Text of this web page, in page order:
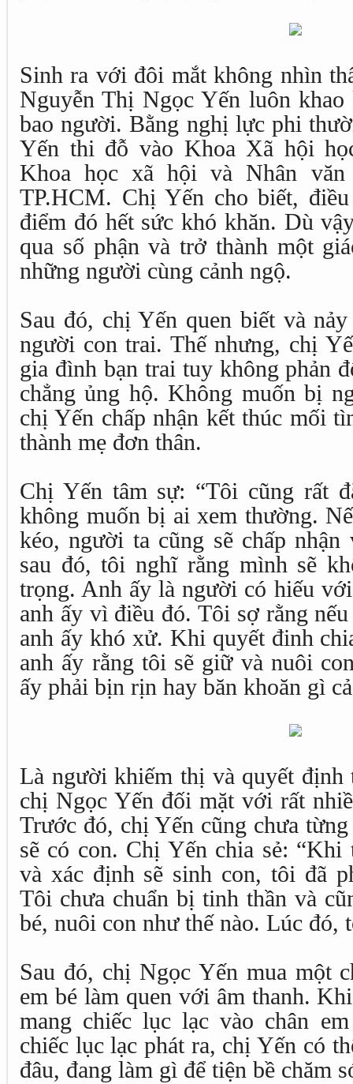
Sinh ra với đôi mắt không nhìn
Nguyễn Thị Ngọc Yến luôn
bao người. Bằng nghị lực phi
Yến thi đỗ vào Khoa Xã hội
Khoa học xã hội và Nhân
TP.HCM. Chị Yến cho biết,
điểm đó hết sức khó khăn. Dù
qua số phận và trở thành một
những người cùng cảnh ngộ.
Sau đó, chị Yến quen biết và
người con trai. Thế nhưng, chị
gia đình bạn trai tuy không phản
chẳng ủng hộ. Không muốn bị
chị Yến chấp nhận kết thúc mối
thành mẹ đơn thân.
Chị Yến tâm sự: “Tôi cũng rất
không muốn bị ai xem thường.
kéo, người ta cũng sẽ chấp
sau đó, tôi nghĩ rằng mình sẽ
trọng. Anh ấy là người có hiếu
anh ấy vì điều đó. Tôi sợ rằng
anh ấy khó xử. Khi quyết đinh
anh ấy rằng tôi sẽ giữ và nuôi
ấy phải bịn rịn hay băn khoăn gì
Là người khiếm thị và quyết định
chị Ngọc Yến đối mặt với rất
Trước đó, chị Yến cũng chưa
sẽ có con. Chị Yến chia sẻ:
và xác định sẽ sinh con, tôi đã
Tôi chưa chuẩn bị tinh thần và
bé, nuôi con như thế nào. Lúc đó,
Sau đó, chị Ngọc Yến mua một
em bé làm quen với âm thanh.
mang chiếc lục lạc vào chân
chiếc lục lạc phát ra, chị Yến có
đâu, đang làm gì để tiện bề chăm